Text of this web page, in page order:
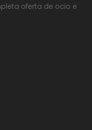
oferta de ocio e